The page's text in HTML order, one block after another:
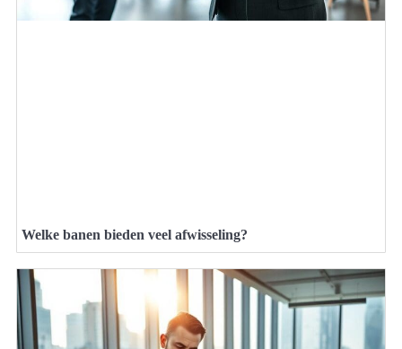
Welke banen bieden veel afwisseling?